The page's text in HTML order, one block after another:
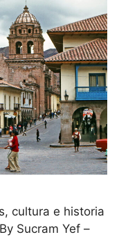
cultura e historia
Sucram Yef –